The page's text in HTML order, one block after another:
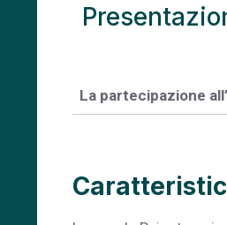
La partecipazione